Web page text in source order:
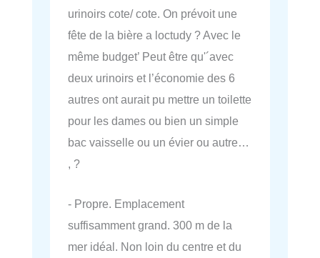
urinoirs cote/ cote. On prévoit une
fête de la bière a loctudy ? Avec le
même budget’ Peut être qu'´avec
deux urinoirs et l’économie des 6
autres ont aurait pu mettre un toilette
pour les dames ou bien un simple
bac vaisselle ou un évier ou autre…
, ?
- Propre. Emplacement
suffisamment grand. 300 m de la
mer idéal. Non loin du centre et du